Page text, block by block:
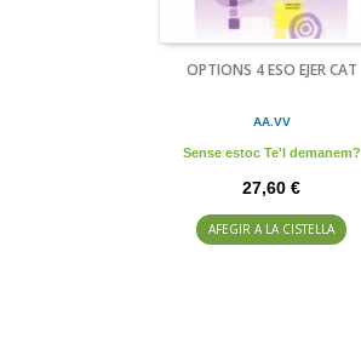
OPTIONS 4 ESO EJER CAT
AA.VV
Sense estoc Te'l demanem?
27,60 €
AFEGIR A LA CISTELLA